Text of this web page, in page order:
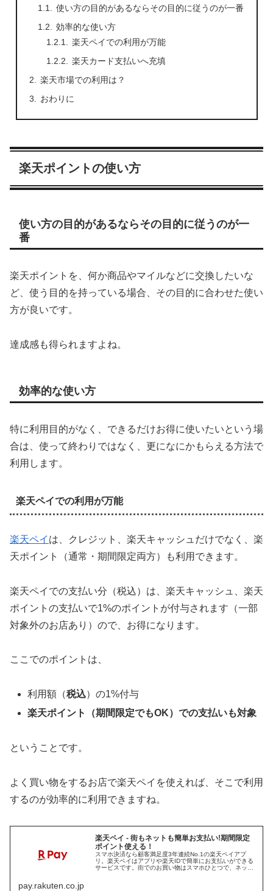
使い方の目的があるならその目的に従うのが一番
効率的な使い方
楽天ペイでの利用が万能
楽天カード支払いへ充填
楽天市場での利用は？
おわりに
楽天ポイントの使い方
使い方の目的があるならその目的に従うのが一
番
楽天ポイントを、何か商品やマイルなどに交換したいな
ど、使う目的を持っている場合、その目的に合わせた使い
方が良いです。
達成感も得られますよね。
効率的な使い方
特に利用目的がなく、できるだけお得に使いたいという場
合は、使って終わりではなく、更になにかもらえる方法で
利用します。
楽天ペイでの利用が万能
楽天ペイ は、クレジット、楽天キャッシュだけでなく、楽
天ポイント（通常・期間限定両方）も利用できます。
楽天ペイでの支払い分（税込）は、楽天キャッシュ、楽天
ポイントの支払いで1%のポイントが付与されます（一部
対象外のお店あり）ので、お得になります。
ここでのポイントは、
利用額（税込）の1%付与
楽天ポイント（期間限定でもOK）での支払いも対象
ということです。
よく買い物をするお店で楽天ペイを使えれば、そこで利用
するのが効率的に利用できますね。
楽天ペイ - 街もネットも簡単お支払い!期間限定
ポイント使える！
スマホ決済なら顧客満足度3年連続No.1の楽天ペイアプ
リ。楽天ペイはアプリや楽天IDで簡単にお支払いができる
サービスです。街でのお買い物はスマホひとつで、ネット
pay.rakuten.co.jp